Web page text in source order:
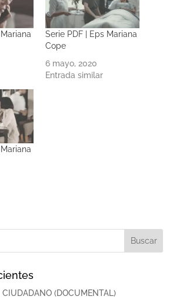
Serie PDF | Eps Mariana
Cope
6 mayo, 2020
Entrada similar
CIUDADANO (DOCUMENTAL)